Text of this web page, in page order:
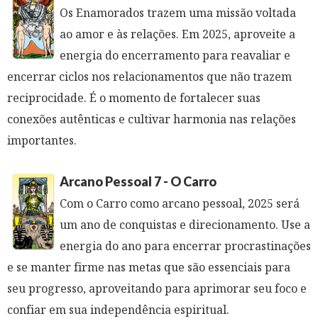
Os Enamorados trazem uma missão voltada
ao amor e às relações. Em 2025, aproveite a
energia do encerramento para reavaliar e
encerrar ciclos nos relacionamentos que não trazem
reciprocidade. É o momento de fortalecer suas
conexões autênticas e cultivar harmonia nas relações
importantes.
Arcano Pessoal 7 - O Carro
Com o Carro como arcano pessoal, 2025 será
um ano de conquistas e direcionamento. Use a
energia do ano para encerrar procrastinações
e se manter firme nas metas que são essenciais para
seu progresso, aproveitando para aprimorar seu foco e
confiar em sua independência espiritual.